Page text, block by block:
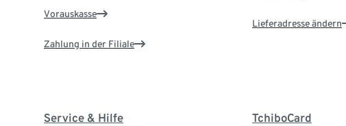
Vorauskasse
Zahlung in der Filiale
Lieferadresse ändern
Service & Hilfe TchiboCard